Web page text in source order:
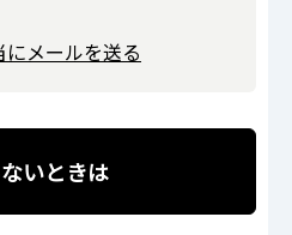
メールを送る
いときは